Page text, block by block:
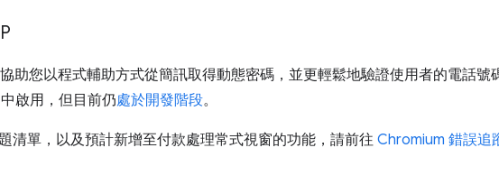
助您以程式輔助方式從簡訊取得動態密碼，並更輕鬆地驗證使用者的電話號
啟用，但目前仍處於開發階段。
清單，以及預計新增至付款處理常式視窗的功能，請前往 Chromium 錯誤追